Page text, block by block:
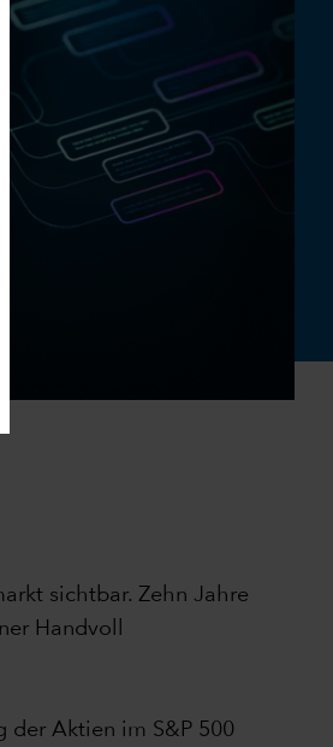
sichtbar. Zehn Jahre
Handvoll
der Aktien im S&P 500